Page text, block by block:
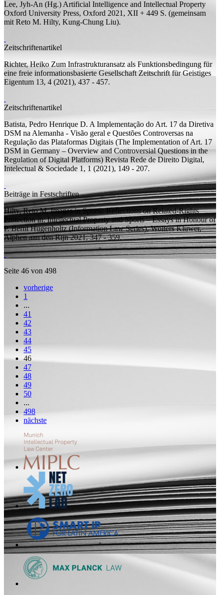
Lee, Jyh-An (Hg.) Artificial Intelligence and Intellectual Property
Oxford University Press, Oxford 2021, XII + 449 S. (gemeinsam
mit Reto M. Hilty, Kung-Chung Liu).
Zeitschriftenartikel
Richter, Heiko Zum Infrastrukturansatz als Funktionsbedingung für
eine freie informationsbasierte GesellschaftZeitschrift für Geistiges
Eigentum 13, 4 (2021), 437 - 457.
Zeitschriftenartikel
Batista, Pedro Henrique D. A Implementação do Art. 17 da Diretiva
DSM na Alemanha - Visão geral e Questões Controversas na
Regulação das Plataformas Digitais (The Implementation of Art. 17
DSM in Germany – Overview and Controversial Questions in the
Regulation of Digital Platforms) Revista Rede de Direito Digital,
Intelectual & Sociedade 1, 1 (2021), 149 - 207.
Beiträge in Festschriften
Hilty, Reto M. Images in Sports: Reflections on Related-Rights
Protectionin: Intellectual Property and Sports – Essays in Honour of
P. Bernt Hugenholtz (Information Law Series), Wolters Kluwer,
Alphen aan den Rijn 2021, 347 - 359.
Seite 46 von 498
vorherige
1
...
41
42
43
44
45
46
47
48
49
50
...
498
nächste